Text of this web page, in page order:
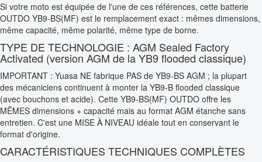
Si votre moto est équipée de l'une de ces références, cette batterie
OUTDO YB9-BS(MF) est le remplacement exact : mêmes dimensions,
même capacité, même polarité, même type de borne.
TYPE DE TECHNOLOGIE : AGM Sealed Factory
Activated (version AGM de la YB9 flooded classique)
IMPORTANT : Yuasa NE fabrique PAS de YB9-BS AGM ; la plupart
des mécaniciens continuent à monter la YB9-B flooded classique
(avec bouchons et acide). Cette YB9-BS(MF) OUTDO offre les
MÊMES dimensions + capacité mais au format AGM étanche sans
entretien. C'est une MISE À NIVEAU idéale tout en conservant le
format d'origine.
CARACTÉRISTIQUES TECHNIQUES COMPLÈTES